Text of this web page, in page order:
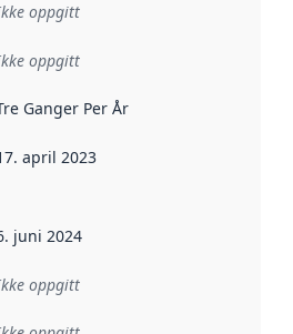
: oppgitt
oppgitt
: Ganger Per År
sier når dataene i dette
april 2023
juni 2024
oppgitt